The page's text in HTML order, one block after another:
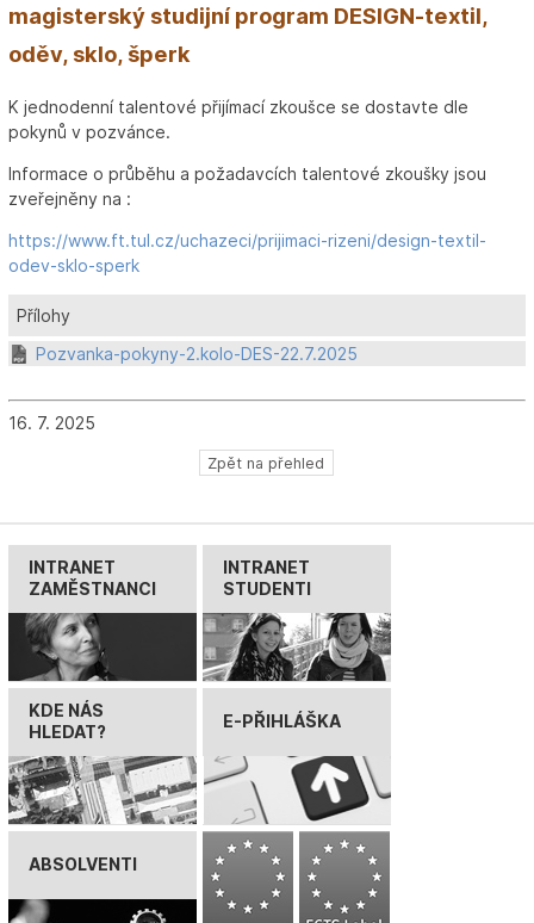
magisterský studijní program DESIGN-textil,
oděv, sklo, šperk
K jednodenní talentové přijímací zkoušce se dostavte dle
pokynů v pozvánce.
Informace o průběhu a požadavcích talentové zkoušky jsou
zveřejněny na :
https://www.ft.tul.cz/uchazeci/prijimaci-rizeni/design-textil-
odev-sklo-sperk
Přílohy
Pozvanka-pokyny-2.kolo-DES-22.7.2025
16. 7. 2025
Zpět na přehled
INTRANET
ZAMĚSTNANCI
INTRANET
STUDENTI
KDE NÁS
HLEDAT?
E-PŘIHLÁŠKA
ABSOLVENTI